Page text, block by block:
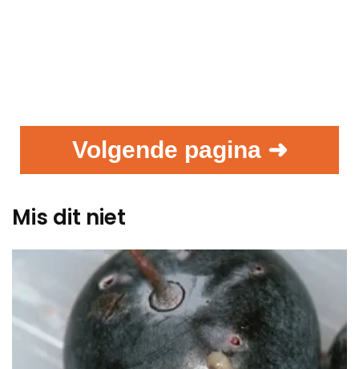
Volgende pagina ➜
Mis dit niet